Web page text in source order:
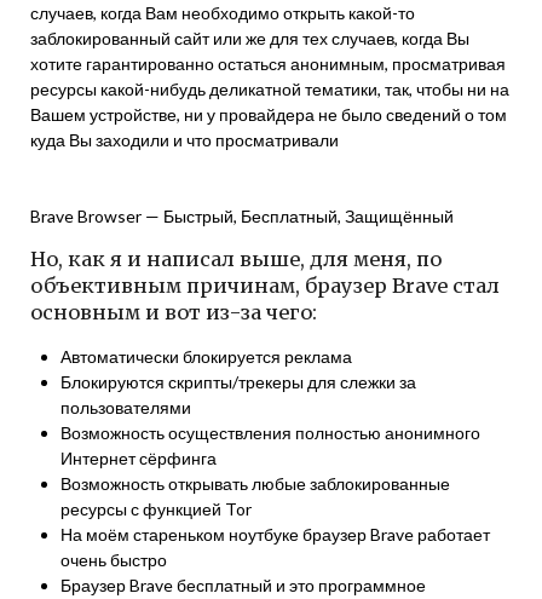
случаев, когда Вам необходимо открыть какой-то
заблокированный сайт или же для тех случаев, когда Вы
хотите гарантированно остаться анонимным, просматривая
ресурсы какой-нибудь деликатной тематики, так, чтобы ни на
Вашем устройстве, ни у провайдера не было сведений о том
куда Вы заходили и что просматривали
Brave Browser — Быстрый, Бесплатный, Защищённый
Но, как я и написал выше, для меня, по
объективным причинам, браузер Brave стал
основным и вот из-за чего:
Автоматически блокируется реклама
Блокируются скрипты/трекеры для слежки за
пользователями
Возможность осуществления полностью анонимного
Интернет сёрфинга
Возможность открывать любые заблокированные
ресурсы с функцией Tor
На моём стареньком ноутбуке браузер Brave работает
очень быстро
Браузер Brave бесплатный и это программное